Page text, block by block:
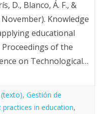
D., Blanco, Á. F., &
November). Knowledge
educational
of the
on Technological…
, Gestión de
practices in education,